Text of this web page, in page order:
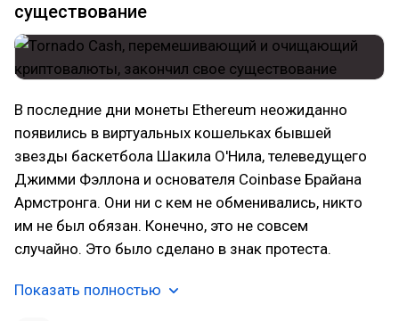
существование
В последние дни монеты Ethereum неожиданно
появились в виртуальных кошельках бывшей
звезды баскетбола Шакила О'Нила, телеведущего
Джимми Фэллона и основателя Coinbase Брайана
Армстронга. Они ни с кем не обменивались, никто
им не был обязан. Конечно, это не совсем
случайно. Это было сделано в знак протеста.
Показать полностью